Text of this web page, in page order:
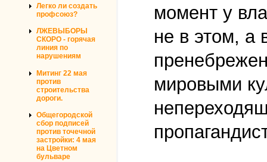
Легко ли создать
профсоюз?
ЛЖЕВЫБОРЫ
СКОРО - горячая
линия по
нарушениям
Митинг 22 мая
против
строительства
дороги.
Общегородской
сбор подписей
против точечной
застройки: 4 мая
на Цветном
бульваре
момент у
не в этом, а
мировыми